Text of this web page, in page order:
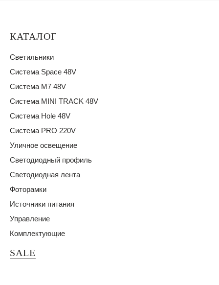
КАТАЛОГ
Светильники
Система Space 48V
Система M7 48V
Система MINI TRACK 48V
Система Hole 48V
Система PRO 220V
Уличное освещение
Светодиодный профиль
Светодиодная лента
Фоторамки
Источники питания
Управление
Комплектующие
SALE